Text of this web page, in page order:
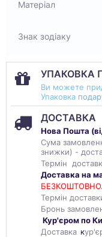
Матеріал
Знак зодіаку
УПАКОВКА
Ви можете
Упаковка
ДОСТАВКА
Нова Пошта (
Сума
знижки) -
Термін
Доставка на
БЕЗКОШТОВНО.
Термін
Бронь
Кур'єром по
Доставка к